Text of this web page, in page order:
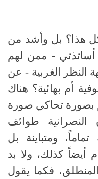
هذا؟ بل وأشد من
- ممن لهم
الغربية - عن
أم بهائية؟ هناك
بصورة تحاكي صورة
النصرانية طوائف
ومتباينة بل
أيضاً كذلك، ولا بد
فكما يقول